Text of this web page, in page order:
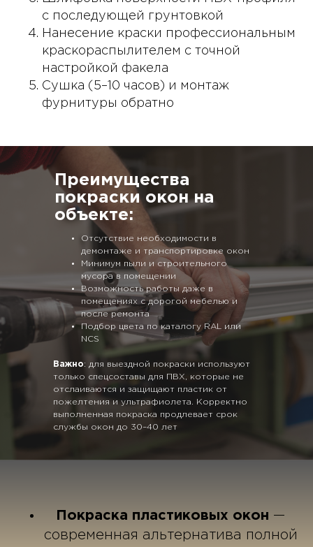
с последующей грунтовкой
Нанесение краски профессиональным
краскораспылителем с точной
настройкой факела
Сушка (5–10 часов) и монтаж
фурнитуры обратно
Преимущества
покраски окон на
объекте:
Отсутствие необходимости в
демонтаже и транспортировке окон
Минимум пыли и строительного
мусора в помещении
Возможность работы даже в
помещениях с дорогой мебелью и
после ремонта
Подбор цвета по каталогу RAL или
NCS
Важно: для выездной покраски используют
только спецсоставы для ПВХ, которые не
отслаиваются и защищают пластик от
пожелтения и ультрафиолета. Корректно
выполненная покраска продлевает срок
службы окон до 30–40 лет
Покраска пластиковых окон —
современная альтернатива полной